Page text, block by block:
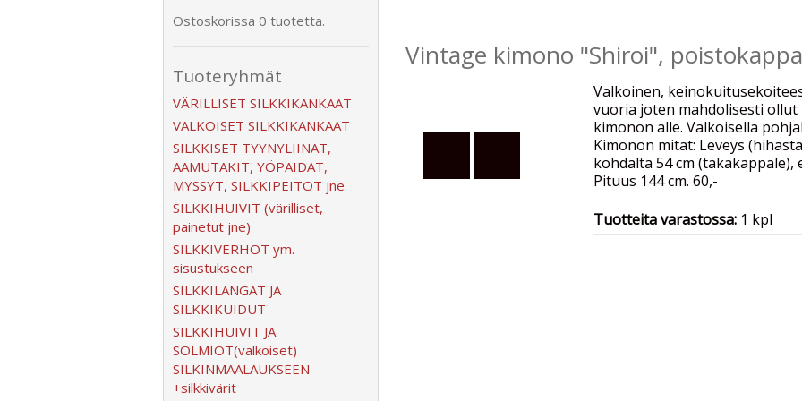
Vintage kimono "Shiroi",
Valkoinen,
vuoria joten mahdolisesti
kimonon alle. Valkoisella
Kimonon mitat: Leveys
kohdalta 54 cm
Pituus 144 cm. 60,-
Tuotteita varastossa: 1 kpl
Ostoskorissa 0 tuotetta.
Tuoteryhmät
VÄRILLISET SILKKIKANKAAT
VALKOISET SILKKIKANKAAT
SILKKISET TYYNYLIINAT,
AAMUTAKIT, YÖPAIDAT,
MYSSYT, SILKKIPEITOT jne.
SILKKIHUIVIT (värilliset,
painetut jne)
SILKKIVERHOT ym.
sisustukseen
SILKKILANGAT JA
SILKKIKUIDUT
SILKKIHUIVIT JA
SOLMIOT(valkoiset)
SILKINMAALAUKSEEN
+silkkivärit